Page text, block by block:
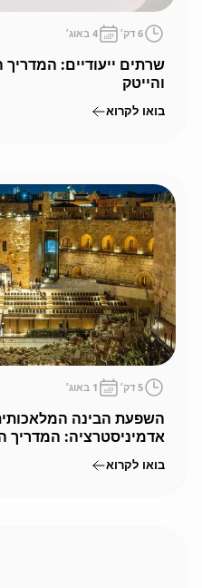
6 דק׳ 4 באוג׳
והייטק
בואו לקרוא
5 דק׳ 1 באוג׳
השפעת הבינה
אדמיניסטרציה: המדריך
בירושלים
בואו לקרוא